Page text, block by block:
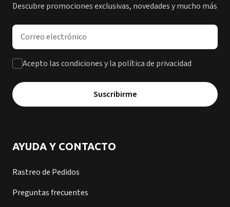
Descubre promociones exclusivas, novedades y mucho más
Dirección de correo electrónico
Acepto las condiciones y la política de privacidad
Suscribirme
AYUDA Y CONTACTO
Rastreo de Pedidos
Preguntas frecuentes